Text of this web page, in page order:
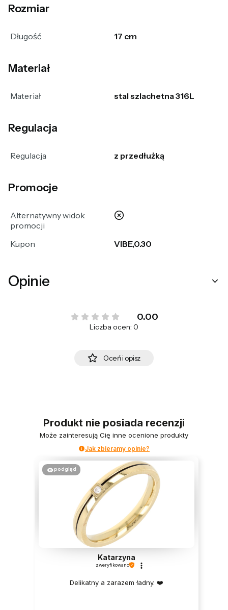
Rozmiar
Długość 17 cm
Materiał
Materiał stal szlachetna 316L
Regulacja
Regulacja z przedłużką
Promocje
Alternatywny widok
promocji
nie
Kupon VIBE,0.30
Opinie
0.00
Liczba ocen: 0
Oceń i opisz
Produkt nie posiada recenzji
Może zainteresują Cię inne ocenione produkty
Jak zbieramy opinie?
podgląd
Katarzyna
zweryfikowano
Delikatny a zarazem ładny. ❤️